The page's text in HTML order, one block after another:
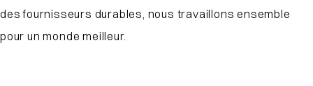
des fournisseurs durables, nous travaillons ensemble
pour un monde meilleur.